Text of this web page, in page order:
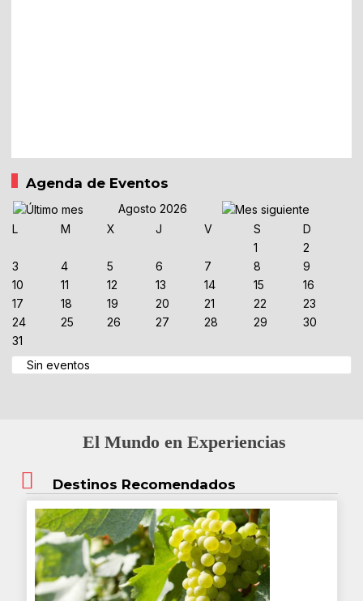
Agenda de Eventos
Agosto 2026
L
M X J V S
D
1
2
3
4 5 6 7 8
9
10
11 12 13 14 15
16
17
18 19 20 21 22
23
24
25 26 27 28 29
30
31
Sin eventos
El Mundo en Experiencias
Destinos Recomendados